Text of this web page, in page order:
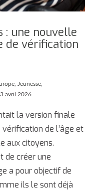
: une nouvelle
de vérification
Jeunesse
avril 2026
la version finale
vérification de l’âge et
aux citoyens.
de créer une
a pour objectif de
ils le sont déjà